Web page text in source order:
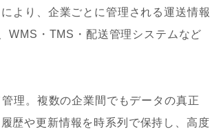
より、企業ごとに管理される運送情報
WMS・TMS・配送管理システムなど
理。複数の企業間でもデータの真正
歴や更新情報を時系列で保持し、高度